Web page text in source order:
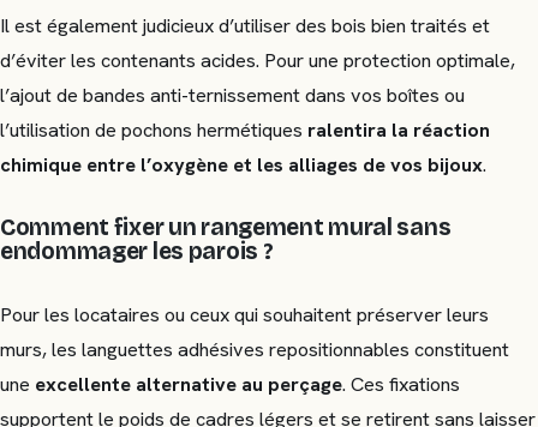
Il est également judicieux d’utiliser des bois bien traités et
d’éviter les contenants acides. Pour une protection optimale,
l’ajout de bandes anti-ternissement dans vos boîtes ou
l’utilisation de pochons hermétiques ralentira la réaction
chimique entre l’oxygène et les alliages de vos bijoux.
Comment fixer un rangement mural sans
endommager les parois ?
Pour les locataires ou ceux qui souhaitent préserver leurs
murs, les languettes adhésives repositionnables constituent
une excellente alternative au perçage. Ces fixations
supportent le poids de cadres légers et se retirent sans laisser